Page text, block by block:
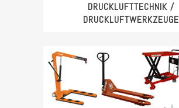
DRUCKLUFTTECHNIK /
DRUCKLUFTWERKZEUGE